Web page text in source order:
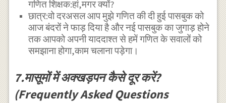
गणित शिक्षक:हां,मगर क्यों?
छात्र:वो दरअसल आप मुझे गणित की दी हुई पासबुक को
आज बंदरों ने फाड़ दिया है और नई पासबुक का जुगाड़ होने
तक आपको अपनी याददाश्त से हमें गणित के सवालों को
समझाना होगा,काम चलाना पड़ेगा।
7.मासूमों में अक्खड़पन कैसे दूर करें?
(Frequently Asked Questions